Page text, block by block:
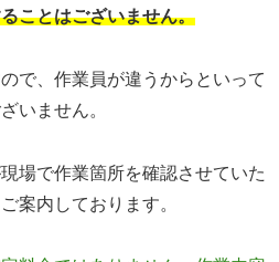
ことはございません。
で、作業員が違うからといって
いません。
場で作業箇所を確認させていた
案内しております。